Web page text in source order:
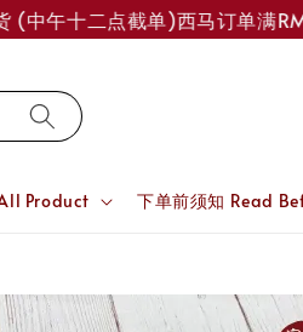
十二点截单)西马订单满RM150
Product 下单前须知 Read